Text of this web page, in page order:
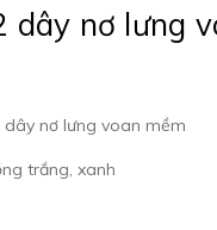
dây nơ lưng
nơ lưng voan mềm
trắng, xanh